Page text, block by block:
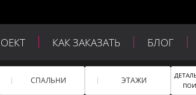
КАК ЗАКАЗАТЬ БЛОГ
СПАЛЬНИ ЭТАЖИ